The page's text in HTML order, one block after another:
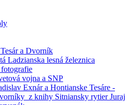
a Dvorník
Ladzianska lesná železnica
vojna a SNP
Exnár a Hontianske Tesáre -
z knihy Sitniansky rytier Juraj